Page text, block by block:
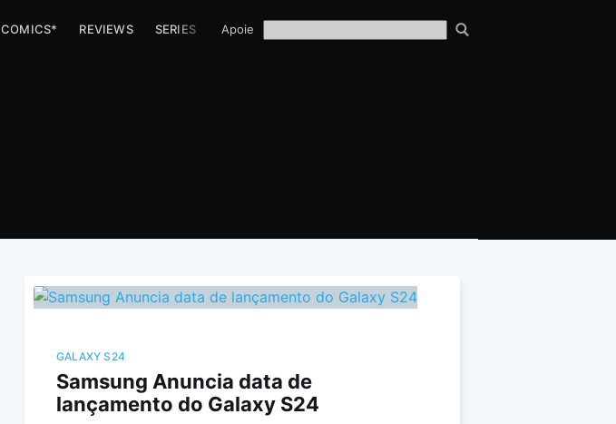
COMICS* REVIEWS SERIES TECH
Apoie
GALAXY S24
Samsung Anuncia data de
lançamento do Galaxy S24